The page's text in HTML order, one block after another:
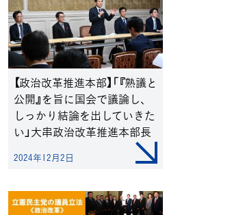
【政治改革推進本部】「『熟議と
公開』を旨に国会で議論し、
しっかり結論を出していきた
い」大串政治改革推進本部長
2024年12月2日